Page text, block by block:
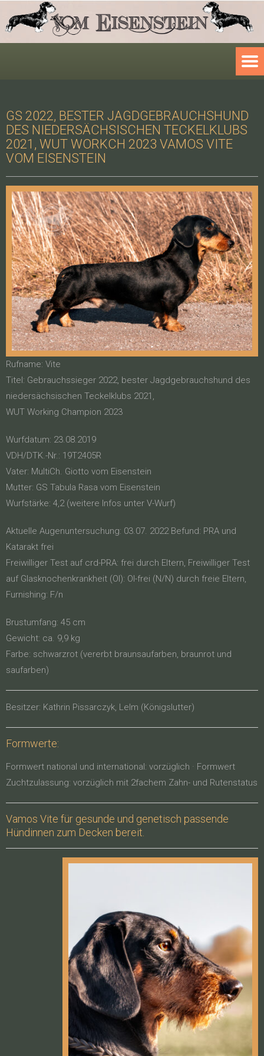
GS 2022, BESTER JAGDGEBRAUCHSHUND
DES NIEDERSÄCHSISCHEN TECKELKLUBS
2021, WUT WORKCH 2023 VAMOS VITE
VOM EISENSTEIN
Rufname: Vite
Titel: Gebrauchssieger 2022, bester Jagdgebrauchshund des
niedersächsischen Teckelklubs 2021,
WUT Working Champion 2023
Wurfdatum: 23.08.2019
VDH/DTK.-Nr.: 19T2405R
Vater: MultiCh. Giotto vom Eisenstein
Mutter: GS Tabula Rasa vom Eisenstein
Wurfstärke: 4,2 (weitere Infos unter V-Wurf)
Aktuelle Augenuntersuchung: 03.07. 2022 Befund: PRA und
Katarakt frei
Freiwilliger Test auf crd-PRA: frei durch Eltern, Freiwilliger Test
auf Glasknochenkrankheit (OI): OI-frei (N/N) durch freie Eltern,
Furnishing: F/n
Brustumfang: 45 cm
Gewicht: ca. 9,9 kg
Farbe: schwarzrot (vererbt braunsaufarben, braunrot und
saufarben)
Besitzer: Kathrin Pissarczyk, Lelm (Königslutter)
Formwerte:
Formwert national und international: vorzüglich · Formwert
Zuchtzulassung: vorzüglich mit 2fachem Zahn- und Rutenstatus
Vamos Vite für gesunde und genetisch passende
Hündinnen zum Decken bereit.